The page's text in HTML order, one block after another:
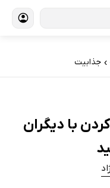
› جذابیت
با دیگران